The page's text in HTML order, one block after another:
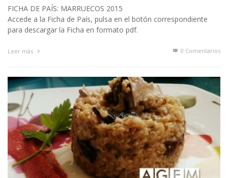
FICHA DE PAÍS: MARRUECOS 2015
Accede a la Ficha de País, pulsa en el botón correspondiente
para descargar la Ficha en formato pdf.
Leer más 0 Comentarios